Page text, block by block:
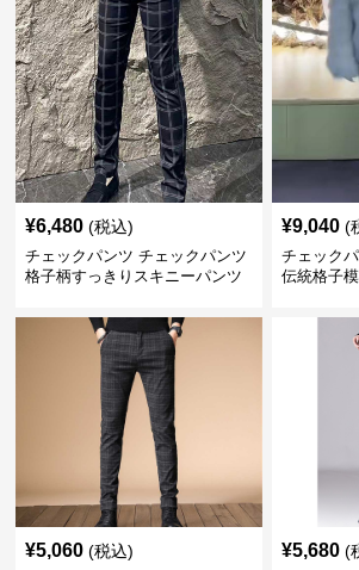
¥6,480 (税込)
チェックパンツ チェックパンツ
格子柄すっきりスキニーパンツ
¥9,040 (
チェック
伝統格子
¥5,060 (税込) ¥5,680 (